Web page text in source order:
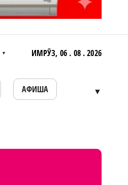
▼ ИМРӮЗ, 06 . 08 . 2026
АФИША ▼